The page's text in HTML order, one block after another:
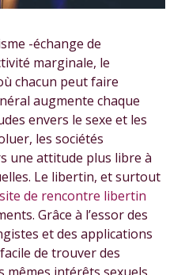
-échange de
marginale, le
chacun peut faire
augmente chaque
envers le sexe et les
les sociétés
une attitude plus libre à
Le libertin, et surtout
de rencontre libertin
Grâce à l’essor des
et des applications
de trouver des